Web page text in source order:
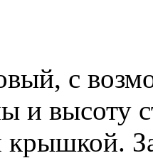
с
и высоту
крышкой.